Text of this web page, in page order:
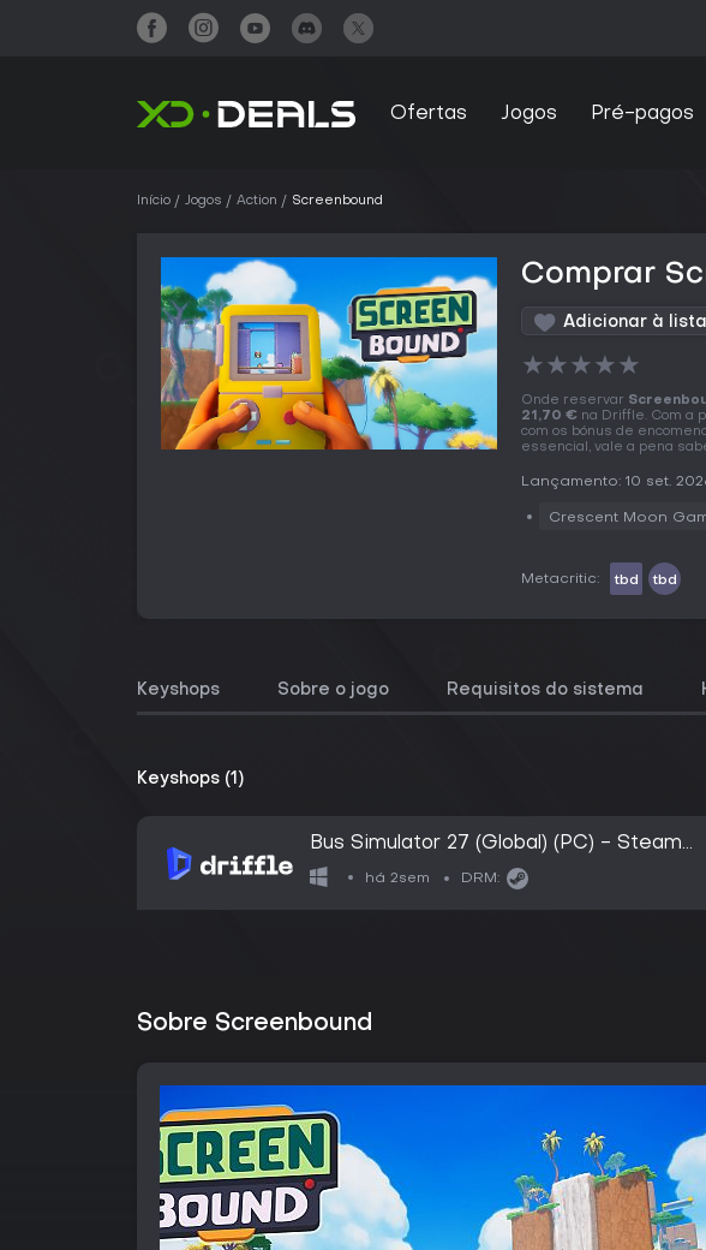
Ofertas Jogos Pré-pagos
Início Jogos Action Screenbound
Comprar
Adicionar à lista
★★★★★
Onde reservar
21,70 € na Driffle. Com a
com os bónus de
essencial, vale a pena
Lançamento: 10 set.
Crescent Moon
Metacritic: tbd tbd
Keyshops Sobre o jogo Requisitos do sistema
Keyshops (1)
Bus Simulator 27 (Global) (PC) - Steam
- Digital Key
há 2sem DRM:
Sobre Screenbound